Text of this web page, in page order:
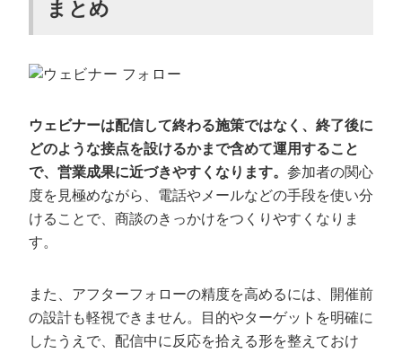
まとめ
ウェビナーは配信して終わる施策ではなく、終了後に
どのような接点を設けるかまで含めて運用すること
で、営業成果に近づきやすくなります。 参加者の関心
度を見極めながら、電話やメールなどの手段を使い分
けることで、商談のきっかけをつくりやすくなりま
す。
また、アフターフォローの精度を高めるには、開催前
の設計も軽視できません。目的やターゲットを明確に
したうえで、配信中に反応を拾える形を整えておけ